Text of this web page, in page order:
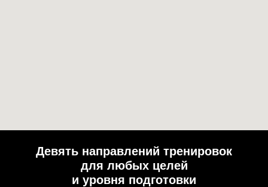
Девять направлений тренировок
для любых целей
и уровня подготовки